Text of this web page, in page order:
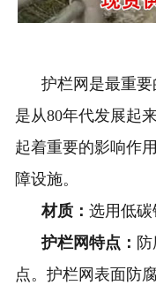
护栏网是最重要
是从80年代发展起
起着重要的影响作
障设施。
材质： 选用低碳
护栏网特点：
点。护栏网表面防